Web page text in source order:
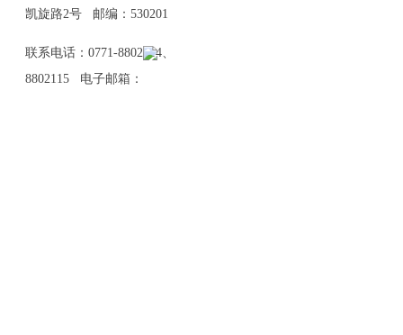
凯旋路2号 邮编：530201
联系电话：0771-8802114、
8802115 电子邮箱：